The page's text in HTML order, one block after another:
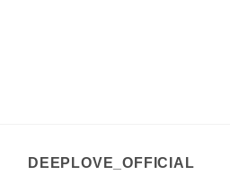
DEEPLOVE_OFFICIAL